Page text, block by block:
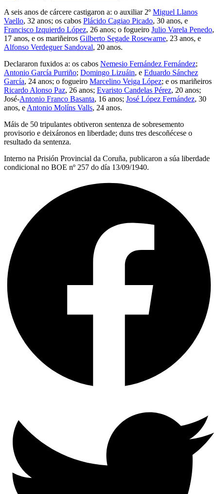
A seis anos de cárcere castigaron a: o auxiliar 2º Miguel Llanos
Vaello, 32 anos; os cabos Plácido Cagiao Picado, 30 anos, e
Francisco Izquierdo López, 26 anos; o fogueiro Julio Varela Penedo,
17 anos, e os mariñeiros Gilberto Segade Rosewarne, 23 anos, e
Alfonso Verdeguer Sandoval, 20 anos.
Declararon fuxidos a: os cabos Nemesio Fernández Fernández;
Antonio García Purriño; Domingo Lizuáin, e Eduardo Sánchez
García, 24 anos; o fogueiro Marcelino Veiga López; e os mariñeiros
Ricardo Alonso Paz, 26 anos; Evaristo Candelas Pérez, 20 anos;
José-Antonio Franco Basanta, 16 anos; José López Fernández, 30
anos, e Antonio Molíns Valls, 24 anos.
Máis de 50 tripulantes obtiveron sentenza de sobresemento
provisorio e deixáronos en liberdade; duns tres descoñécese o
resultado da sentenza.
Interno na Prisión Provincial da Coruña, publicaron a súa liberdade
condicional no BOE nº 257 do día 13/09/1940.